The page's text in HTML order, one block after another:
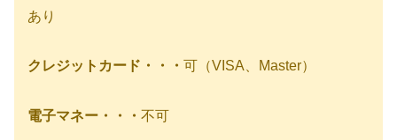
あり
クレジットカード・・・ 可（VISA、Master）
電子マネー・・・ 不可